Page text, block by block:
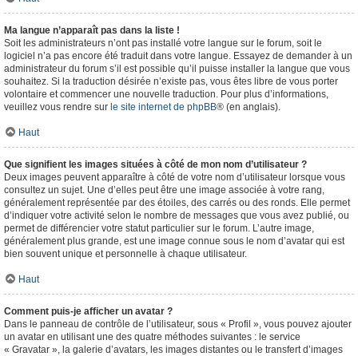
Ma langue n’apparaît pas dans la liste !
Soit les administrateurs n’ont pas installé votre langue sur le forum, soit le
logiciel n’a pas encore été traduit dans votre langue. Essayez de demander à un
administrateur du forum s’il est possible qu’il puisse installer la langue que vous
souhaitez. Si la traduction désirée n’existe pas, vous êtes libre de vous porter
volontaire et commencer une nouvelle traduction. Pour plus d’informations,
veuillez vous rendre sur le site internet de phpBB® (en anglais).
Haut
Que signifient les images situées à côté de mon nom d’utilisateur ?
Deux images peuvent apparaître à côté de votre nom d’utilisateur lorsque vous
consultez un sujet. Une d’elles peut être une image associée à votre rang,
généralement représentée par des étoiles, des carrés ou des ronds. Elle permet
d’indiquer votre activité selon le nombre de messages que vous avez publié, ou
permet de différencier votre statut particulier sur le forum. L’autre image,
généralement plus grande, est une image connue sous le nom d’avatar qui est
bien souvent unique et personnelle à chaque utilisateur.
Haut
Comment puis-je afficher un avatar ?
Dans le panneau de contrôle de l’utilisateur, sous « Profil », vous pouvez ajouter
un avatar en utilisant une des quatre méthodes suivantes : le service
« Gravatar », la galerie d’avatars, les images distantes ou le transfert d’images